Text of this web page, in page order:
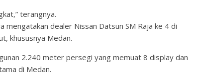
terangnya.
dealer Nissan Datsun SM Raja ke 4 di
khususnya Medan.
2.240 meter persegi yang memuat 8 display dan
di Medan.